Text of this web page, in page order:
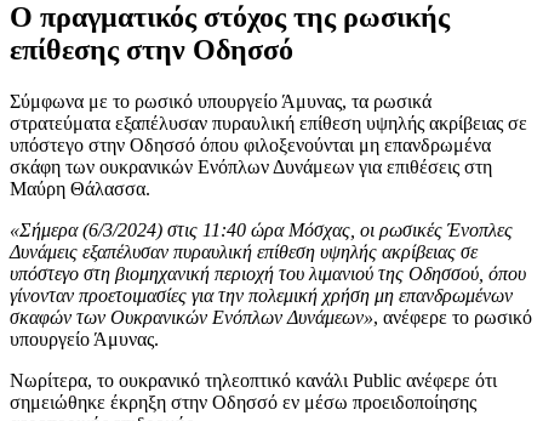
Ο πραγματικός στόχος της ρωσικής
επίθεσης στην Οδησσό
Σύμφωνα με το ρωσικό υπουργείο Άμυνας, τα ρωσικά
στρατεύματα εξαπέλυσαν πυραυλική επίθεση υψηλής ακρίβειας σε
υπόστεγο στην Οδησσό όπου φιλοξενούνται μη επανδρωμένα
σκάφη των ουκρανικών Ενόπλων Δυνάμεων για επιθέσεις στη
Μαύρη Θάλασσα.
«Σήμερα (6/3/2024) στις 11:40 ώρα Μόσχας, οι ρωσικές Ένοπλες
Δυνάμεις εξαπέλυσαν πυραυλική επίθεση υψηλής ακρίβειας σε
υπόστεγο στη βιομηχανική περιοχή του λιμανιού της Οδησσού, όπου
γίνονταν προετοιμασίες για την πολεμική χρήση μη επανδρωμένων
σκαφών των Ουκρανικών Ενόπλων Δυνάμεων», ανέφερε το ρωσικό
υπουργείο Άμυνας.
Νωρίτερα, το ουκρανικό τηλεοπτικό κανάλι Public ανέφερε ότι
σημειώθηκε έκρηξη στην Οδησσό εν μέσω προειδοποίησης